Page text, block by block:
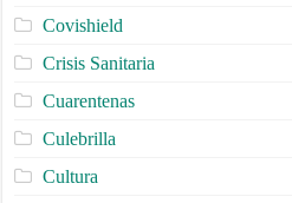
Covishield
Crisis Sanitaria
Cuarentenas
Culebrilla
Cultura